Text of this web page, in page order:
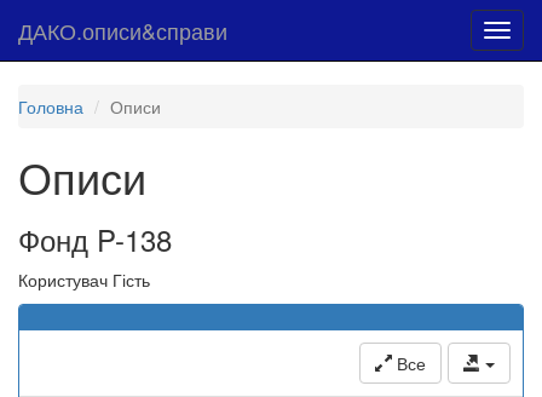
ДАКО.описи&справи
Головна Описи
Описи
Фонд P-138
Користувач Гість
Все